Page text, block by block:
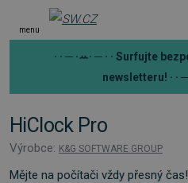
menu
· · ─ ·ꕀ· ─ · · Surfujte
newsletteru! · ·
HiClock Pro
Výrobce: K&G SOFTWARE GROUP
Mějte na počítači vždy přesný čas!